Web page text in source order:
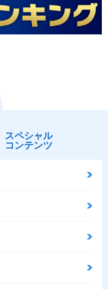
スペシャル
コンテンツ